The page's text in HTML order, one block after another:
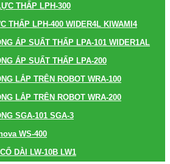
THẤP LPH-300
THẤP LPH-400 WIDER4L KIWAMI4
ÁP SUẤT THẤP LPA-101 WIDER1AL
ÁP SUẤT THẤP LPA-200
LẮP TRÊN ROBOT WRA-100
LẮP TRÊN ROBOT WRA-200
SGA-101 SGA-3
WS-400
DÀI LW-10B LW1